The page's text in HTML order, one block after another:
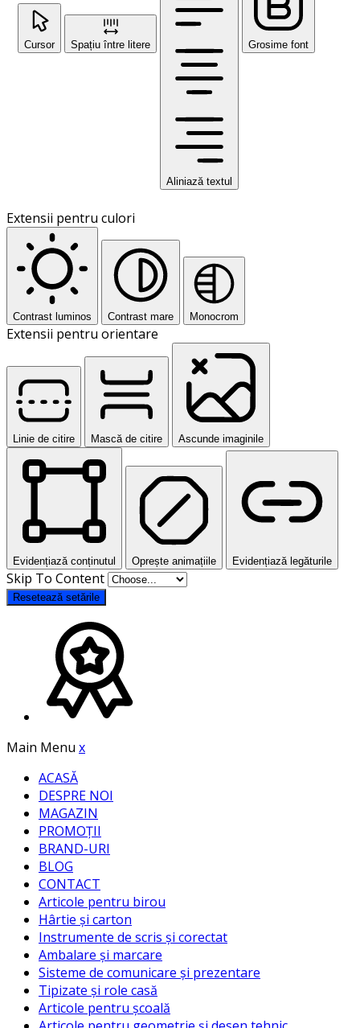
Cursor Spațiu între litere
Aliniază textul
Grosime font
Extensii pentru culori
Contrast luminos Contrast mare Monocrom
Extensii pentru orientare
Linie de citire Mască de citire Ascunde imaginile
Evidențiază conținutul Oprește animațiile Evidențiază legăturile
Skip To Content
Resetează setările
Main Menu x
ACASĂ
DESPRE NOI
MAGAZIN
PROMOȚII
BRAND-URI
BLOG
CONTACT
Articole pentru birou
Hârtie și carton
Instrumente de scris și corectat
Ambalare și marcare
Sisteme de comunicare și prezentare
Tipizate și role casă
Articole pentru școală